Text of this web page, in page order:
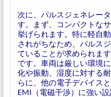
次に、パルスジェネレー
す。まず、コンパクトな
挙げられます。特に軽自
されがちなため、パルス
ていることが求められま
です。車両は厳しい環境
化や振動、湿度に対する
らに、他の電子デバイス
EMI（電磁干渉）に強い設